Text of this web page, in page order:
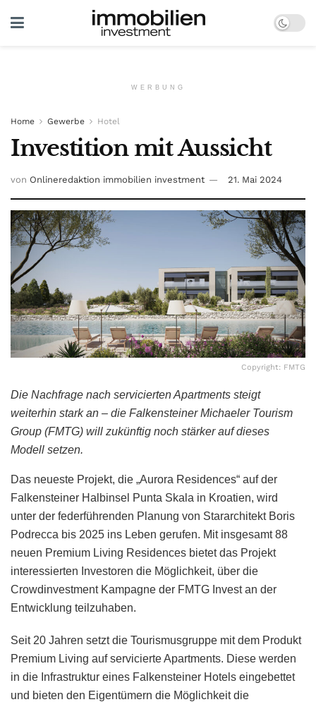
WERBUNG
Home Gewerbe Hotel
Investition mit Aussicht
von Onlineredaktion immobilien investment 21. Mai 2024
Copyright: FMTG
Die Nachfrage nach servicierten Apartments steigt
weiterhin stark an – die Falkensteiner Michaeler Tourism
Group (FMTG) will zukünftig noch stärker auf dieses
Modell setzen.
Das neueste Projekt, die „Aurora Residences“ auf der
Falkensteiner Halbinsel Punta Skala in Kroatien, wird
unter der federführenden Planung von Stararchitekt Boris
Podrecca bis 2025 ins Leben gerufen. Mit insgesamt 88
neuen Premium Living Residences bietet das Projekt
interessierten Investoren die Möglichkeit, über die
Crowdinvestment Kampagne der FMTG Invest an der
Entwicklung teilzuhaben.
Seit 20 Jahren setzt die Tourismusgruppe mit dem Produkt
Premium Living auf servicierte Apartments. Diese werden
in die Infrastruktur eines Falkensteiner Hotels eingebettet
und bieten den Eigentümern die Möglichkeit die